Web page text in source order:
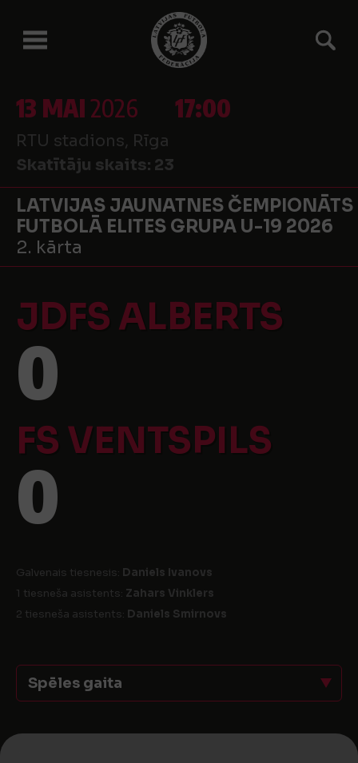
13 MAI2026 17:00
RTU stadions, Rīga
Skatītāju skaits: 23
LATVIJAS JAUNATNES ČEMPIONĀTS
FUTBOLĀ ELITES GRUPA U-19 2026
2. kārta
JDFS ALBERTS
0
FS VENTSPILS
0
Galvenais tiesnesis: Daniels Ivanovs
1 tiesneša asistents: Zahars Vinklers
2 tiesneša asistents: Daniels Smirnovs
Spēles gaita